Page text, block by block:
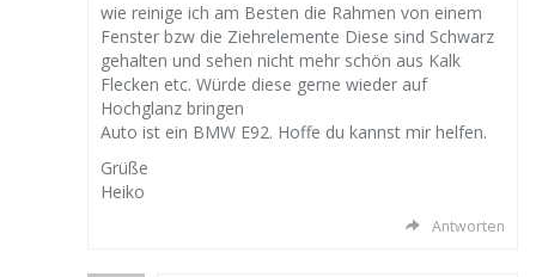
wie reinige ich am Besten die Rahmen von einem
Fenster bzw die Ziehrelemente Diese sind Schwarz
gehalten und sehen nicht mehr schön aus Kalk
Flecken etc. Würde diese gerne wieder auf
Hochglanz bringen
Auto ist ein BMW E92. Hoffe du kannst mir helfen.
Grüße
Heiko
Antworten